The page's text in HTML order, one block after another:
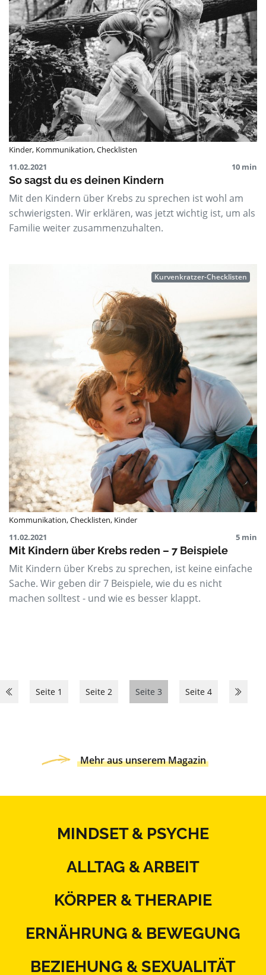
Kinder, Kommunikation,Checklisten
11.02.2021
10 min
So sagst du es deinen Kindern
Mit den Kindern über Krebs zu sprechen ist wohl am
schwierigsten. Wir erklären, was jetzt wichtig ist, um als
Familie weiter zusammenzuhalten.
Kurvenkratzer-Checklisten
Kommunikation,Checklisten, Kinder
11.02.2021
5 min
Mit Kindern über Krebs reden – 7 Beispiele
Mit Kindern über Krebs zu sprechen, ist keine einfache
Sache. Wir geben dir 7 Beispiele, wie du es nicht
machen solltest - und wie es besser klappt.
Seite 1 Seite 2 Seite 3 Seite 4
Mehr aus unserem Magazin
MINDSET & PSYCHE
ALLTAG & ARBEIT
KÖRPER & THERAPIE
ERNÄHRUNG & BEWEGUNG
BEZIEHUNG & SEXUALITÄT